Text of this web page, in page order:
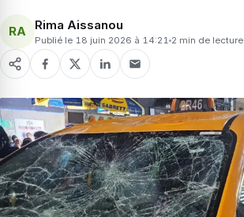
RA Rima Aissanou
Publié le 18 juin 2026 à 14:21 2 min de lecture